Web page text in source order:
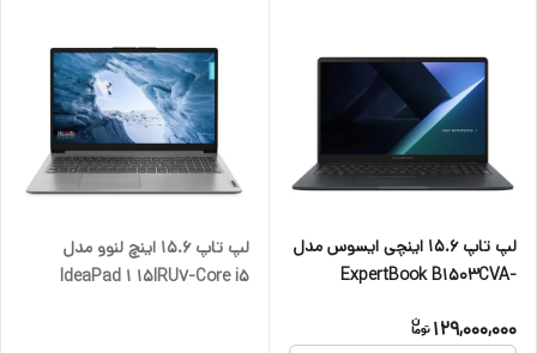
لپ تاپ 15.6 اینچی ایسوس مدل
ExpertBook B1503CVA-
DDR5 4800Mhz-512GB SSD-
129,000,000
لپ تاپ 15.6 اینچ لنوو مدل
IdeaPad 1 15IRU7-Core i5